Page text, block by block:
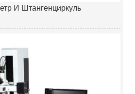
И Штангенциркуль